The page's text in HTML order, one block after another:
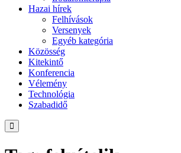
Hazai hírek
Felhívások
Versenyek
Egyéb kategória
Közösség
Kitekintő
Konferencia
Vélemény
Technológia
Szabadidő